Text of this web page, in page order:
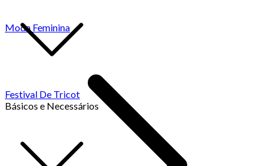
Festival De Tricot
Básicos e Necessários
Moda Feminina